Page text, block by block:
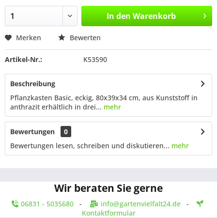
In den Warenkorb
Merken Bewerten
Artikel-Nr.: K53590
Beschreibung
Pflanzkasten Basic, eckig, 80x39x34 cm, aus Kunststoff in
anthrazit erhältlich in drei... mehr
Bewertungen
0
Bewertungen lesen, schreiben und diskutieren... mehr
Wir beraten Sie gerne
06831 - 5035680- info@gartenvielfalt24.de-
Kontaktformular